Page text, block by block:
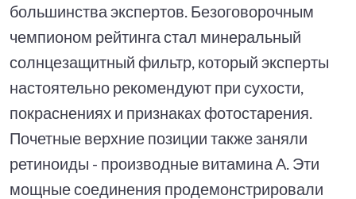
большинства экспертов. Безоговорочным
чемпионом рейтинга стал минеральный
солнцезащитный фильтр, который эксперты
настоятельно рекомендуют при сухости,
покраснениях и признаках фотостарения.
Почетные верхние позиции также заняли
ретиноиды - производные витамина А. Эти
мощные соединения продемонстрировали